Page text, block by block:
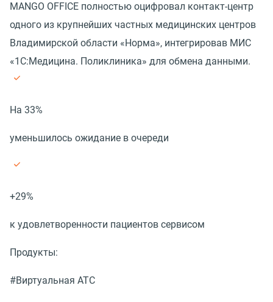
MANGO OFFICE полностью оцифровал контакт-центр
одного из крупнейших частных медицинских центров
Владимирской области «Норма», интегрировав МИС
«1С:Медицина. Поликлиника» для обмена данными.
На 33%
уменьшилось ожидание в очереди
+29%
к удовлетворенности пациентов сервисом
Продукты:
#Виртуальная АТС